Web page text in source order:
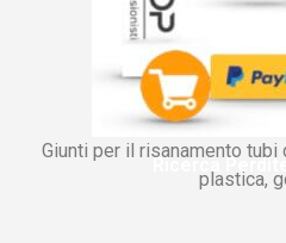
Giunti per il risanamento
plastica,
Ricerca